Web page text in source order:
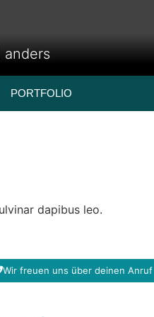
PORTFOLIO
dapibus leo.
Wir freuen uns über deinen Anruf